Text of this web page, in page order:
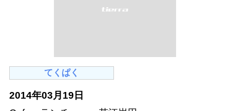
てくぱく
2014年03月19日